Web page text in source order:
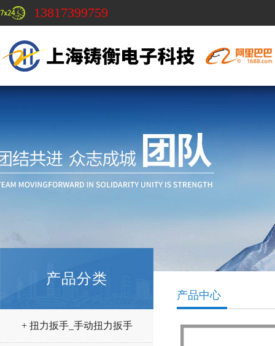
13817399759
产品分类
+ 扭力扳手_手动扭力扳手
产品中心